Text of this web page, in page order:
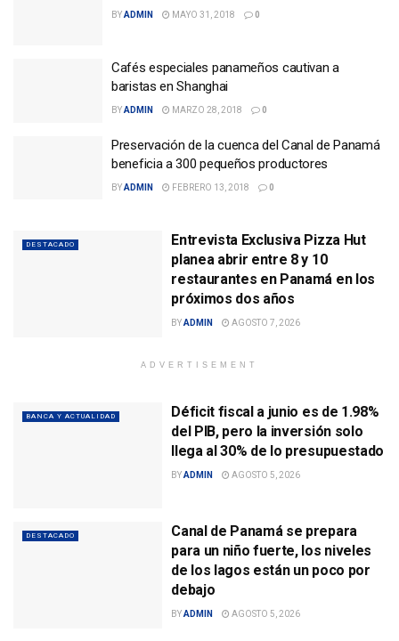
BYADMIN MAYO 31, 2018 0
Cafés especiales panameños cautivan a
baristas en Shanghai
BYADMIN MARZO 28, 2018 0
Preservación de la cuenca del Canal de Panamá
beneficia a 300 pequeños productores
BYADMIN FEBRERO 13, 2018 0
DESTACADO
Entrevista Exclusiva Pizza Hut
planea abrir entre 8 y 10
restaurantes en Panamá en los
próximos dos años
BYADMIN AGOSTO 7, 2026
ADVERTISEMENT
BANCA Y ACTUALIDAD
Déficit fiscal a junio es de 1.98%
del PIB, pero la inversión solo
llega al 30% de lo presupuestado
BYADMIN AGOSTO 5, 2026
DESTACADO
Canal de Panamá se prepara
para un niño fuerte, los niveles
de los lagos están un poco por
debajo
BYADMIN AGOSTO 5, 2026